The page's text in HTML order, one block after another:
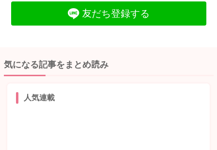
友だち登録する
気になる記事をまとめ読み
人気連載